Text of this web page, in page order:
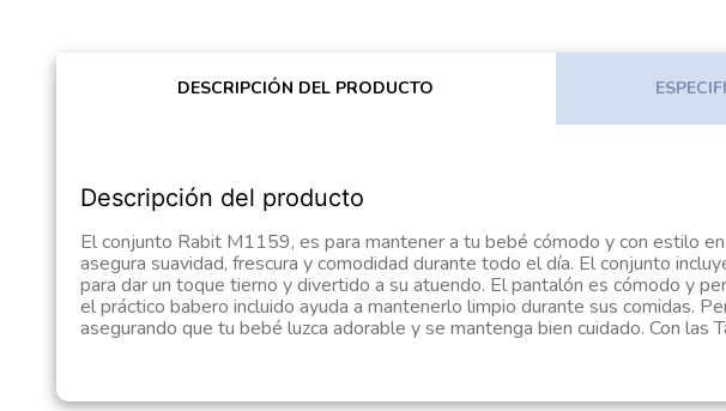
DESCRIPCIÓN DEL PRODUCTO
Descripción del producto
El conjunto Rabit M1159, es para mantener a tu bebé cómodo y con estilo
asegura suavidad, frescura y comodidad durante todo el día. El conjunto
para dar un toque tierno y divertido a su atuendo. El pantalón es cómodo y
el práctico babero incluido ayuda a mantenerlo limpio durante sus comidas.
asegurando que tu bebé luzca adorable y se mantenga bien cuidado. Con las